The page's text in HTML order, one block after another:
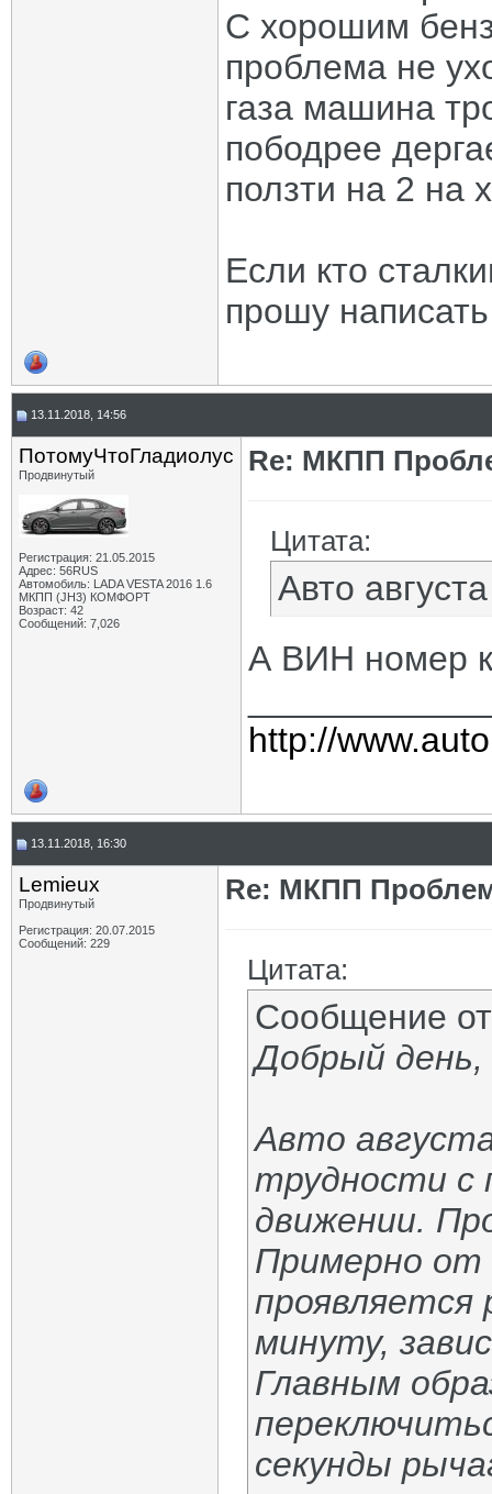
С хорошим
проблема не
газа машина
пободрее
ползти на 2 на
Если кто
прошу
13.11.2018, 14:56
ПотомуЧтоГладиолус
Продвинутый
Регистрация: 21.05.2015
Адрес: 56RUS
Автомобиль: LADA VESTA 2016 1.6
МКПП (JH3) КОМФОРТ
Возраст: 42
Сообщений: 7,026
Re: МКПП
Цитата:
Авто
А ВИН номер
http://
13.11.2018, 16:30
Lemieux
Продвинутый
Регистрация: 20.07.2015
Сообщений: 229
Re: МКПП
Цитата:
Сообщение
Добрый
Авто
трудности с
движении.
Примерно от
проявляется
минуту,
Главным
секунды